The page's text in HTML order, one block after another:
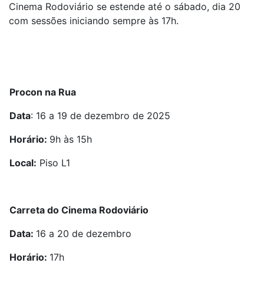
Cinema Rodoviário se estende até o sábado, dia 20
com sessões iniciando sempre às 17h.
Procon na Rua
Data: 16 a 19 de dezembro de 2025
Horário: 9h às 15h
Local: Piso L1
Carreta do Cinema Rodoviário
Data: 16 a 20 de dezembro
Horário: 17h